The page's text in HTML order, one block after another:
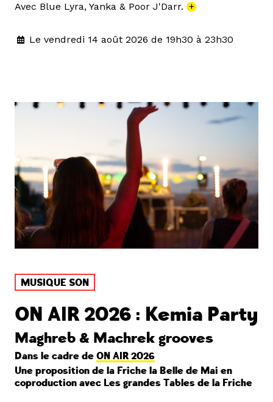
Avec Blue Lyra, Yanka & Poor J'Darr. +
Le vendredi 14 août 2026 de 19h30 à 23h30
MUSIQUE SON
ON AIR 2026 : Kemia Party
Maghreb & Machrek grooves
Dans le cadre de ON AIR 2026
Une proposition de la Friche la Belle de Mai en
coproduction avec Les grandes Tables de la Friche